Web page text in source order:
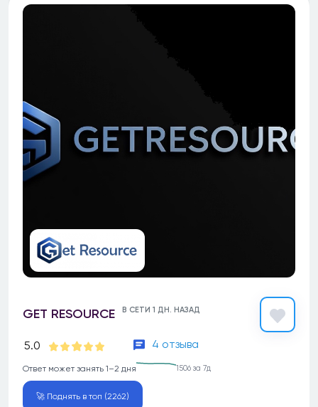
GET RESOURCE В СЕТИ 1 ДН. НАЗАД
5.0 4 отзыва
Ответ может занять 1–2 дня 1506 за 7д
🚀 Поднять в топ (2262)